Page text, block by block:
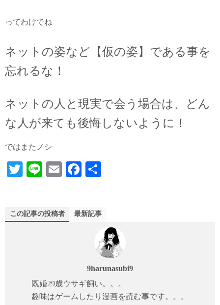
ってわけでね
ネットの姿など【仮の姿】である事を
忘れるな！
ネットの人と現実で会う場合は、どん
な人が来ても後悔しないように！
ではまたノシ
T
r
Li
E
Fa
ok
この記事の投稿者 最新記事
9harunasubi9
既婚29歳ウサギ飼い。。。
趣味はゲームしたり漫画を読む事です。。。